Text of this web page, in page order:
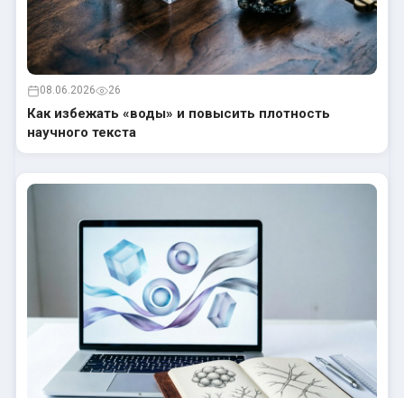
08.06.2026 26
Как избежать «воды» и повысить плотность
научного текста